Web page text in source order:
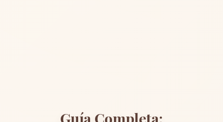
Guía Completa: